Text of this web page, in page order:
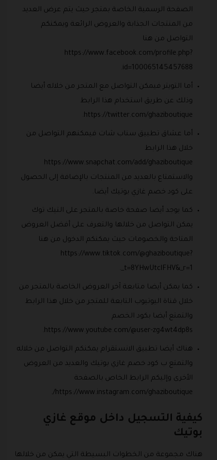
الصفحة الرسمية الخاصة بمتجر حيث يتم عرض العديد
من المنتجات الجذابة والعروض الرائعة ويمكنكم
التواصل من هنا
https://www.facebook.com/profile.php?
id=100065145457688.
أما التويتر فيمكن التواصل مع المتجر من خلاله أيضا
وذلك عن طريق استخدام هذا الرابط
https://twitter.com/ghaziboutique.
أما عشاق تطبيق سناب شات فيمكنهم التواصل من
خلال هذا الرابط
https://www.snapchat.com/add/ghaziboutique
والاستمتاع بالعديد من المنتجات بالإضافة إلى الحصول
على كود خصم غازي بوتيك أيضا.
كما يوجد أيضا صفحة خاصة بالمتجر على التيك توك
يمكن التواصل من خلالها والتعرف على أفضل العروض
المتاحة والخصومات حيث يمكنكم الدخول من هنا
https://www.tiktok.com/@ghaziboutique?
_t=8YHwUtclFHV&_r=1.
كما يمكن أيضا متابعة آخر العروض الخاصة بالمتجر من
خلال قناة اليوتيوب التابعة للمتجر من خلال هذا الرابط
والتمتع أيضا بكود الخصم
https://www.youtube.com/@user-zg4wt4dp8s.
هناك أيضا تطبيق الانستقرام يمكنكم التواصل من خلاله
والتمتع ب كود خصم غازي بوتيك والعديد من العروض
الأخرى وإليكم الرابط الخاص بالصفحة
https://www.instagram.com/ghaziboutique/.
كيفية التسجيل داخل موقع غازي
بوتيك
هناك مجموعة من الخطوات البسيطة التي يمكن من خلالها